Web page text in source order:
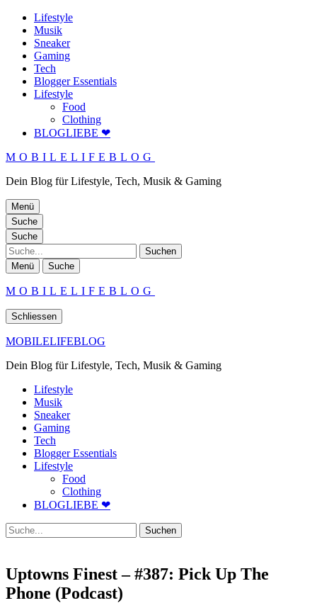
Lifestyle
Musik
Sneaker
Gaming
Tech
Blogger Essentials
Lifestyle
Food
Clothing
BLOGLIEBE ❤
MOBILELIFEBLOG
Dein Blog für Lifestyle, Tech, Musik & Gaming
Menü
Suche
Suche
Suche
Menü Suche
MOBILELIFEBLOG
Schliessen
MOBILELIFEBLOG
Dein Blog für Lifestyle, Tech, Musik & Gaming
Lifestyle
Musik
Sneaker
Gaming
Tech
Blogger Essentials
Lifestyle
Food
Clothing
BLOGLIEBE ❤
Suche
Uptowns Finest – #387: Pick Up The
Phone (Podcast)